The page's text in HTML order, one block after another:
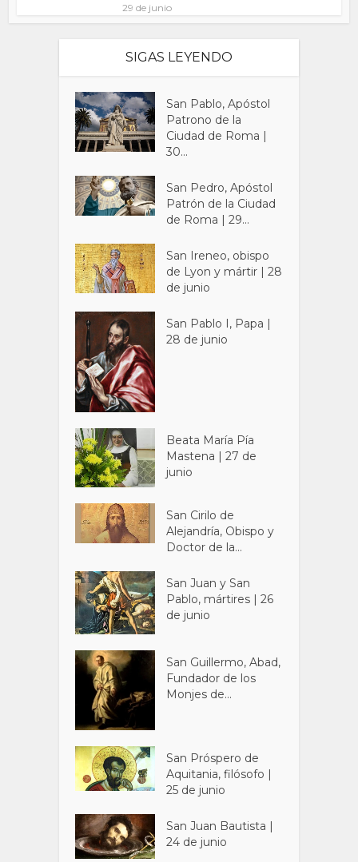
29 de junio
SIGAS LEYENDO
San Pablo, Apóstol
Patrono de la
Ciudad de Roma |
30...
San Pedro, Apóstol
Patrón de la Ciudad
de Roma | 29...
San Ireneo, obispo
de Lyon y mártir | 28
de junio
San Pablo I, Papa |
28 de junio
Beata María Pía
Mastena | 27 de
junio
San Cirilo de
Alejandría, Obispo y
Doctor de la...
San Juan y San
Pablo, mártires | 26
de junio
San Guillermo, Abad,
Fundador de los
Monjes de...
San Próspero de
Aquitania, filósofo |
25 de junio
San Juan Bautista |
24 de junio